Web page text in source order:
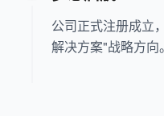
公司正式注册成立
解决方案"战略方向。